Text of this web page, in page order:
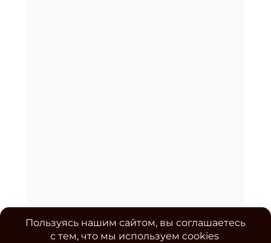
Пользуясь нашим сайтом, вы соглашаетесь
с тем, что мы используем cookies